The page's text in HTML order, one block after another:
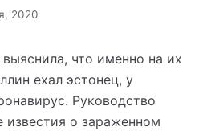
2020
что именно на их
ехал эстонец, у
Руководство
известия о зараженном